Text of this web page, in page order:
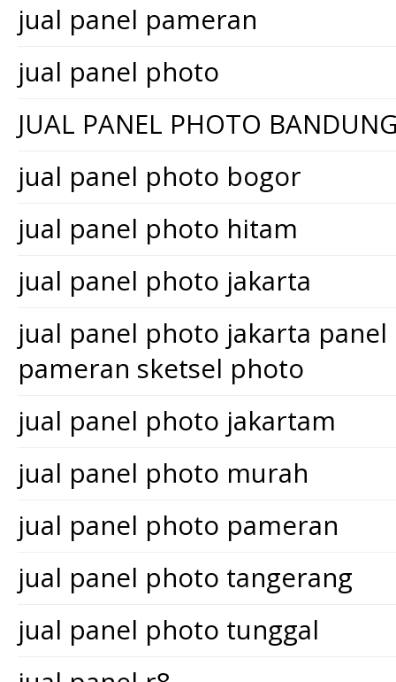
jual panel pameran
jual panel photo
JUAL PANEL PHOTO
jual panel photo bogor
jual panel photo hitam
jual panel photo jakarta
jual panel photo jakarta
pameran sketsel photo
jual panel photo jakartam
jual panel photo murah
jual panel photo pameran
jual panel photo tangerang
jual panel photo tunggal